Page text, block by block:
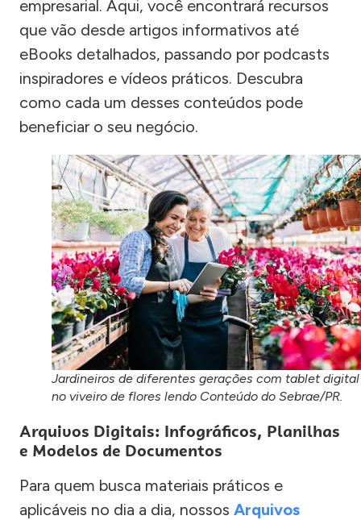
empresarial. Aqui, você encontrará recursos
que vão desde artigos informativos até
eBooks detalhados, passando por podcasts
inspiradores e vídeos práticos. Descubra
como cada um desses conteúdos pode
beneficiar o seu negócio.
Jardineiros de diferentes gerações com tablet digital
no viveiro de flores lendo Conteúdo do Sebrae/PR.
Arquivos Digitais: Infográficos, Planilhas
e Modelos de Documentos
Para quem busca materiais práticos e
aplicáveis no dia a dia, nossos Arquivos